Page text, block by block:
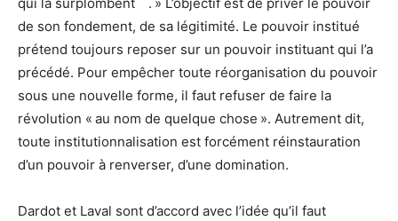
de son fondement, de sa légitimité. Le pouvoir institué
prétend toujours reposer sur un pouvoir instituant qui l’a
précédé. Pour empêcher toute réorganisation du pouvoir
sous une nouvelle forme, il faut refuser de faire la
révolution « au nom de quelque chose ». Autrement dit,
toute institutionnalisation est forcément réinstauration
d’un pouvoir à renverser, d’une domination.
Dardot et Laval sont d’accord avec l’idée qu’il faut